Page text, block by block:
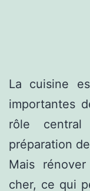
La cuisine
importantes
rôle central
préparation
Mais
cher, ce qui